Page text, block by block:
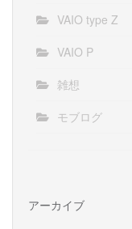
VAIO type Z
VAIO P
雑想
モブログ
アーカイブ